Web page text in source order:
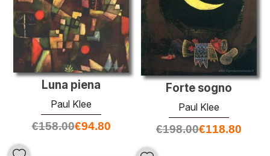
Luna piena
Paul Klee
€158.00€94.80
Forte sogno
Paul Klee
€198.00€118.80